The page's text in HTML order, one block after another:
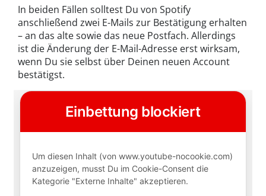
In beiden Fällen solltest Du von Spotify
anschließend zwei E-Mails zur Bestätigung erhalten
– an das alte sowie das neue Postfach. Allerdings
ist die Änderung der E-Mail-Adresse erst wirksam,
wenn Du sie selbst über Deinen neuen Account
bestätigst.